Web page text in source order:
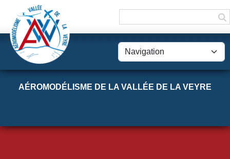
AÉROMODÉLISME DE LA VALLÉE DE LA VEYRE
Panneau de gestion des cookies